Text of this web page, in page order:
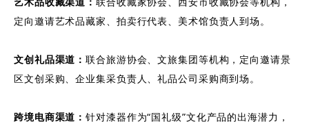
定向邀请艺术品藏家、拍卖行代表、美术馆负责人到场。
文创礼品渠道：联合旅游协会、文旅集团等机构，定向邀请景
区文创采购、企业集采负责人、礼品公司采购商到场。
跨境电商渠道：针对漆器作为“国礼级”文化产品的出海潜力，